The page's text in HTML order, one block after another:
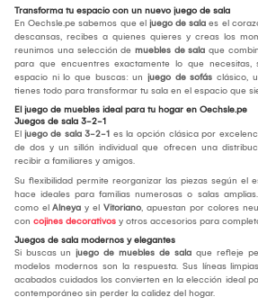
Transforma tu espacio con un nuevo juego de sala
En Oechsle.pe sabemos que el juego de sala es el
descansas, recibes a quienes quieres y creas los
reunimos una selección de muebles de sala que
para que encuentres exactamente lo que
espacio ni lo que buscas: un juego de sofás clásico,
tienes todo para transformar tu sala en el espacio que
El juego de muebles ideal para tu hogar en Oechsle.pe
Juegos de sala 3-2-1
El juego de sala 3-2-1 es la opción clásica por
de dos y un sillón individual que ofrecen una
recibir a familiares y amigos.
Su flexibilidad permite reorganizar las piezas según el
hace ideales para familias numerosas o salas
como el Alneya y el Vitoriano, apuestan por colores
con cojines decorativos y otros accesorios para
Juegos de sala modernos y elegantes
Si buscas un juego de muebles de sala que refleje
modelos modernos son la respuesta. Sus líneas
acabados cuidados los convierten en la elección ideal
contemporáneo sin perder la calidez del hogar.